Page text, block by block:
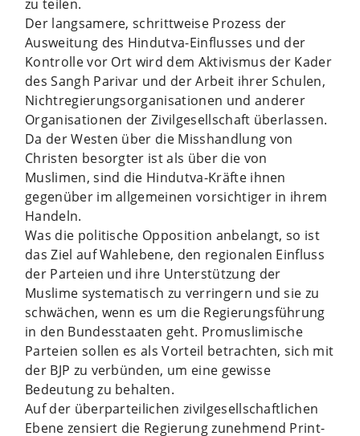
zu teilen.
Der langsamere, schrittweise Prozess der
Ausweitung des Hindutva-Einflusses und der
Kontrolle vor Ort wird dem Aktivismus der Kader
des Sangh Parivar und der Arbeit ihrer Schulen,
Nichtregierungsorganisationen und anderer
Organisationen der Zivilgesellschaft überlassen.
Da der Westen über die Misshandlung von
Christen besorgter ist als über die von
Muslimen, sind die Hindutva-Kräfte ihnen
gegenüber im allgemeinen vorsichtiger in ihrem
Handeln.
Was die politische Opposition anbelangt, so ist
das Ziel auf Wahlebene, den regionalen Einfluss
der Parteien und ihre Unterstützung der
Muslime systematisch zu verringern und sie zu
schwächen, wenn es um die Regierungsführung
in den Bundesstaaten geht. Promuslimische
Parteien sollen es als Vorteil betrachten, sich mit
der BJP zu verbünden, um eine gewisse
Bedeutung zu behalten.
Auf der überparteilichen zivilgesellschaftlichen
Ebene zensiert die Regierung zunehmend Print-